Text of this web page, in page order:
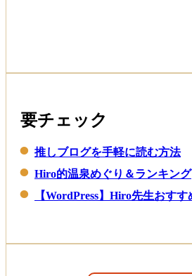
要チェック
推しブログを手軽に読む方法
Hiro的温泉めぐり＆ランキング
【WordPress】Hiro先生おす